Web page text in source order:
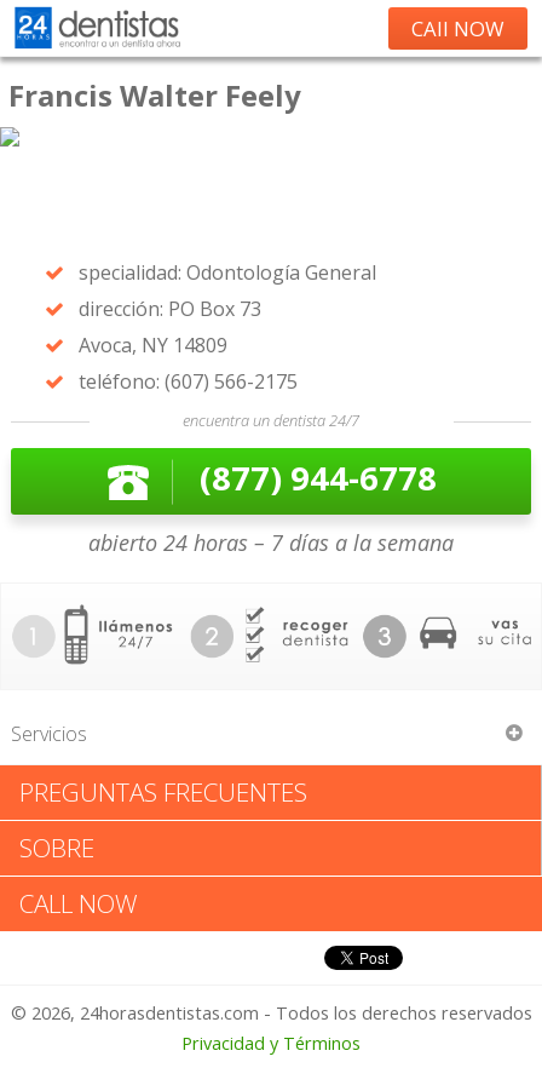
CAll NOW
Francis Walter Feely
specialidad: Odontología General
dirección: PO Box 73
Avoca, NY 14809
teléfono: (607) 566-2175
encuentra un dentista 24/7
(877) 944-6778
abierto 24 horas – 7 días a la semana
Servicios
Francis Walter Feely
Francis Walter Feely: Califica tu
Experiencia
1 – No Feliz
PREGUNTAS FRECUENTES
SOBRE
CALL NOW
© 2026, 24horasdentistas.com - Todos los derechos reservados
Privacidad y Términos